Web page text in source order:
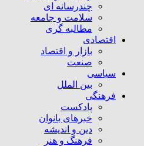
چندرسانه ای
سلامت و جامعه
مطالبه گری
اقتصادی
بازار و اقتصاد
صنعت
سیاسی
بین الملل
فرهنگی
پادکست
خبرهای بانوان
دین و اندیشه
فرهنگ و هنر